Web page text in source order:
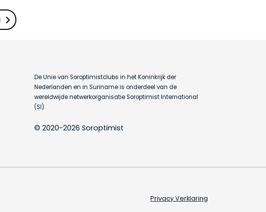
De Unie van Soroptimistclubs in het Koninkrijk der
Nederlanden en in Suriname is onderdeel van de
wereldwijde netwerkorganisatie Soroptimist International
(SI).
© 2020-2026 Soroptimist
Privacy Verklaring